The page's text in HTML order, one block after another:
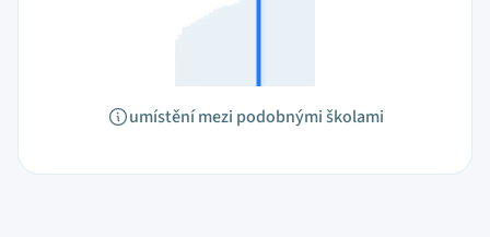
umístění mezi podobnými školami